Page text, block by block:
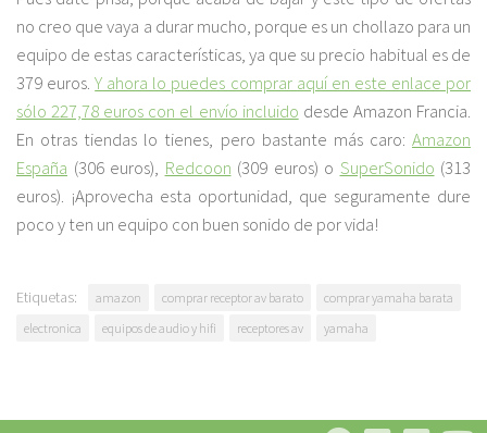
no creo que vaya a durar mucho, porque es un chollazo para un
equipo de estas características, ya que su precio habitual es de
379 euros.Y ahora lo puedes comprar aquí en este enlace por
sólo 227,78 euros con el envío incluido desde Amazon Francia.
En otras tiendas lo tienes, pero bastante más caro: Amazon
España (306 euros), Redcoon (309 euros) o SuperSonido (313
euros). ¡Aprovecha esta oportunidad, que seguramente dure
poco y ten un equipo con buen sonido de por vida!
Etiquetas: amazon comprar receptor av barato
comprar yamaha barata
electronica
equipos de audio y hifi receptores av yamaha